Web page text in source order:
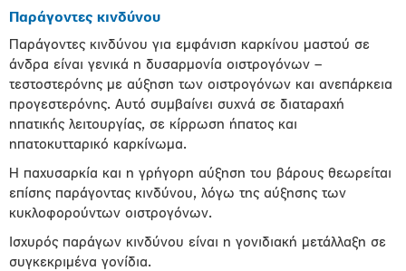
Παράγοντες κινδύνου
Παράγοντες κινδύνου για εµφάνιση καρκίνου µαστού σε
άνδρα είναι γενικά η δυσαρµονία οιστρογόνων –
τεστοστερόνης µε αύξηση των οιστρογόνων και ανεπάρκεια
προγεστερόνης. Αυτό συµβαίνει συχνά σε διαταραχή
ηπατικής λειτουργίας, σε κίρρωση ήπατος και
ηπατοκυτταρικό καρκίνωµα.
Η παχυσαρκία και η γρήγορη αύξηση του βάρους θεωρείται
επίσης παράγοντας κινδύνου, λόγω της αύξησης των
κυκλοφορούντων οιστρογόνων.
Ισχυρός παράγων κινδύνου είναι η γονιδιακή µετάλλαξη σε
συγκεκριµένα γονίδια.